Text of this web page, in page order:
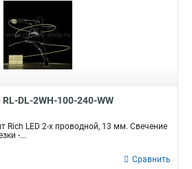
RL-DL-2WH-100-240-WW
Rich LED 2-х проводной, 13 мм. Свечение
-...
Сравнить